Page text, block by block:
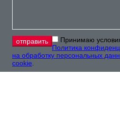
Принимаю
Политика
на обработку персональных
cookie